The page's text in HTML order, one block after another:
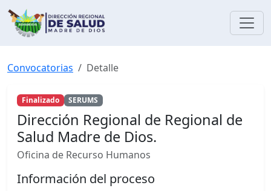
Convocatorias Detalle
Finalizado SERUMS
Dirección Regional de Regional de
Salud Madre de Dios.
Oficina de Recurso Humanos
Información del proceso